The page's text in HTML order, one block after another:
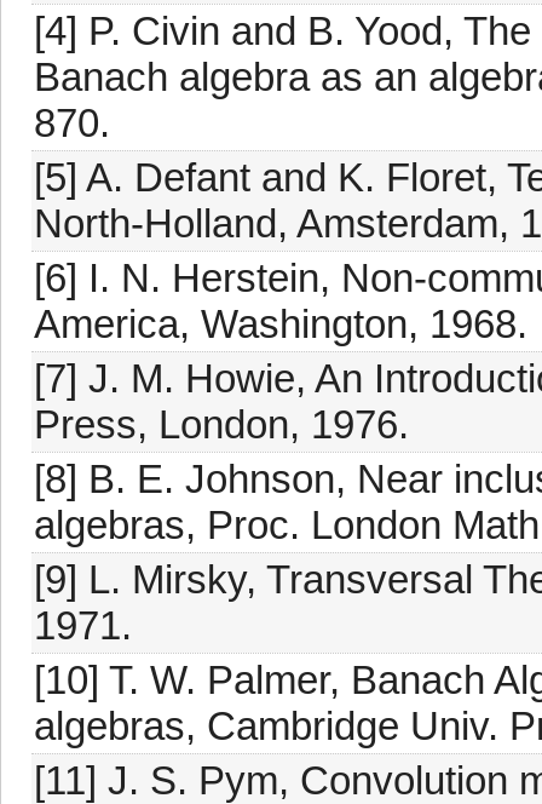
[4] P. Civin and B. Yood,
Banach algebra as an
870.
[5] A. Defant and K. Floret,
North-Holland, Amsterdam,
[6] I. N. Herstein, Non-
America, Washington, 1968.
[7] J. M. Howie, An
Press, London, 1976.
[8] B. E. Johnson, Near
algebras, Proc. London
[9] L. Mirsky, Transversal
1971.
[10] T. W. Palmer, Banach
algebras, Cambridge Univ.
[11] J. S. Pym, Convolution